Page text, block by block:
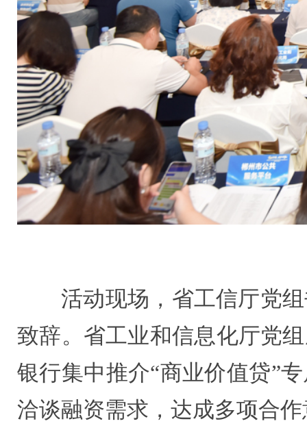
活动现场，省工信厅党
致辞。省工业和信息化厅党
银行集中推介“商业价值贷”
洽谈融资需求，达成多项合